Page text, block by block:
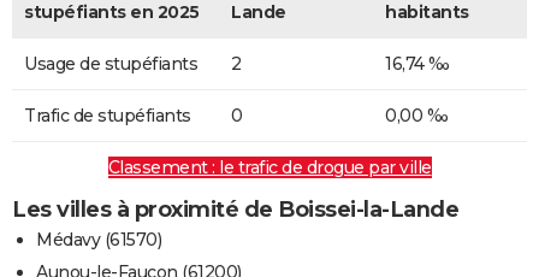
stupéfiants en 2025
Lande
habitants
Usage de stupéfiants 2 16,74 ‰
Trafic de stupéfiants 0 0,00 ‰
Classement : le trafic de drogue par ville
Les villes à proximité de Boissei-la-Lande
Médavy (61570)
Aunou-le-Faucon (61200)